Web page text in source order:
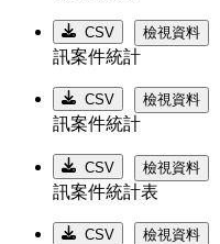
CSV 檢視資料
訊案件統計
CSV 檢視資料
訊案件統計
CSV 檢視資料
訊案件統計表
CSV 檢視資料